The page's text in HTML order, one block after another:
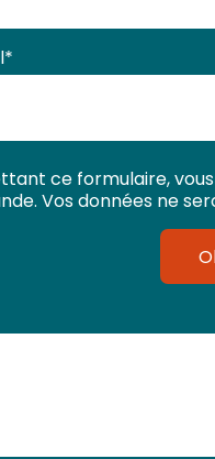
*
ce formulaire,
Vos données ne